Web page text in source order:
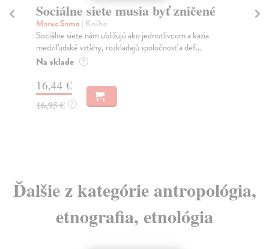
Sociálne siete musia byť zničené
Marec Samo| Kniha
Sociálne siete nám ubližujú ako jednotlivcom a kazia
medziľudské vzťahy, rozkladajú spoločnosť a def...
Na sklade ?
16,44 €
16,95 € ?
Ďalšie z kategórie antropológia,
etnografia, etnológia